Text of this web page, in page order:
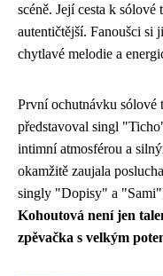
scéně. Její cesta k
autentičtější. Fanoušci si
chytlavé melodie a
První ochutnávku
představoval singl
intimní atmosférou a
okamžitě zaujala
singly "Dopisy" a
Kohoutová není jen
zpěvačka s velkým